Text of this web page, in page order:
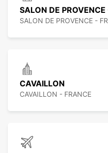
SALON DE
SALON DE PROVENCE -
CAVAILLON
CAVAILLON - FRANCE